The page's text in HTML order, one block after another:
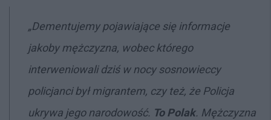
„Dementujemy pojawiające się informacje
jakoby mężczyzna, wobec którego
interweniowali dziś w nocy sosnowieccy
policjanci był migrantem, czy też, że Policja
ukrywa jego narodowość. To Polak. Mężczyzna